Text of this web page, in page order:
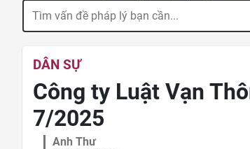
DÂN SỰ
Công ty Luật Vạn
7/2025
Anh Thư